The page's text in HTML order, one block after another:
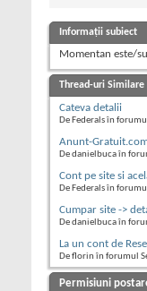
Informații subiect
Momentan este/
Thread-uri Similare
Cateva detalii
De Federals în
Anunt-
De danielbuca în
Cont pe site si
De Federals în
Cumpar site ->
De danielbuca în
La un cont de
De florin în forumul
Permisiuni